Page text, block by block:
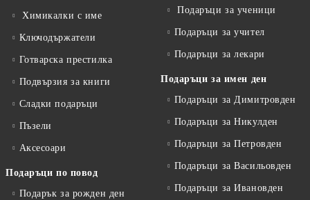
Химикалки с име
Ключодържатели
Готварска престилка
Подвързия за книги
Сладки подаръци
Пъзели
Аксесоари
Подаръци по повод
Подарък за рожден ден
Подаръци за ученици
Подаръци за учител
Подаръци за лекари
Подаръци за имен ден
Подаръци за Димитровден
Подаръци за Никулден
Подаръци за Петровден
Подаръци за Васильовден
Подаръци за Ивановден